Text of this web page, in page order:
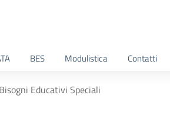
BES Modulistica Contatti
Educativi Speciali